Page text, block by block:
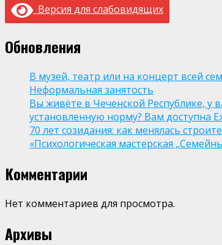
Версия для слабовидящих
Обновления
В музей, театр или на концерт всей
Неформальная занятость
Вы живёте в Чеченской Республике, у
установленную норму? Вам доступна
70 лет созидания: как менялась
«Психологическая мастерская
Комментарии
Нет комментариев для просмотра.
Архивы